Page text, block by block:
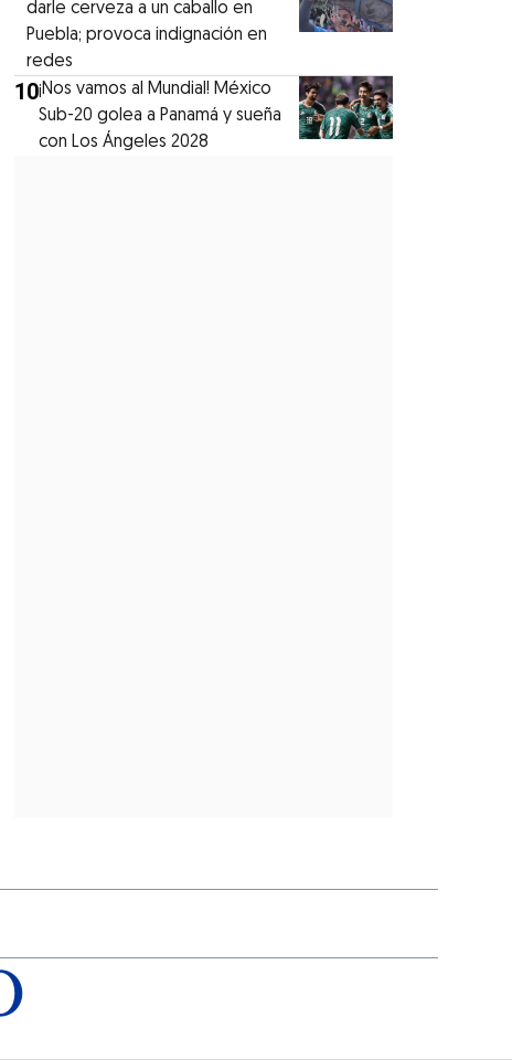
darle cerveza a un caballo en
Puebla; provoca indignación en
redes
10¡Nos vamos al Mundial! México
Sub-20 golea a Panamá y sueña
con Los Ángeles 2028